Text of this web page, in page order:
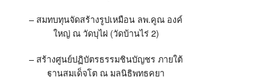
– สมทบทุนจัดสร้างรูปเหมือน ลพ.คูณ องค์
ใหญ่ ณ วัดบุไผ่ (วัดบ้านไร่ 2)
– สร้างศูนย์ปฏิบัตรธรรมชินบัญชร ภายใต้
ฐานสมเด็จโต ณ มูลนิธิพุทธคยา